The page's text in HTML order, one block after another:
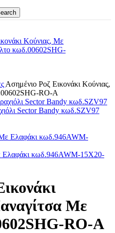
Ασημένιο Ροζ Εικονάκι Κούνιας,
RO-A
Sector Bandy κωδ.SZV97
Ελαφάκι κωδ.946AWM-15X20-
Με
RO-A